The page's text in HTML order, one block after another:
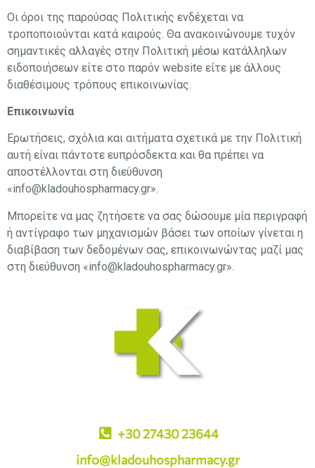
Οι όροι της παρούσας Πολιτικής ενδέχεται να
τροποποιούνται κατά καιρούς. Θα ανακοινώνουμε τυχόν
σημαντικές αλλαγές στην Πολιτική μέσω κατάλληλων
ειδοποιήσεων είτε στο παρόν website είτε με άλλους
διαθέσιμους τρόπους επικοινωνίας.
Επικοινωνία
Ερωτήσεις, σχόλια και αιτήματα σχετικά με την Πολιτική
αυτή είναι πάντοτε ευπρόσδεκτα και θα πρέπει να
αποστέλλονται στη διεύθυνση
«info@kladouhospharmacy.gr».
Μπορείτε να μας ζητήσετε να σας δώσουμε μία περιγραφή
ή αντίγραφο των μηχανισμών βάσει των οποίων γίνεται η
διαβίβαση των δεδομένων σας, επικοινωνώντας μαζί μας
στη διεύθυνση «info@kladouhospharmacy.gr».
+30 27430 23644
info@kladouhospharmacy.gr